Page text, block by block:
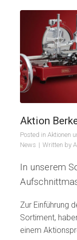
Aktion
Posted in Aktionen
News
Written by
In unserem
Zur Einführung
Sortiment,
einem